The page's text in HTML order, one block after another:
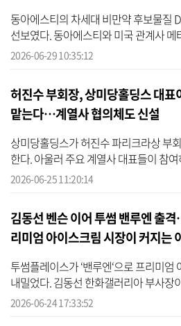
동아에스티의 차세대 비만약 후보물질
선보였다. 동아에스티와 미국 관계사
스에 열린 미국당뇨병학회(American
2026-06-29 10:35:12
허진수 부회장, 상미당홀딩스 대표
맡는다…계열사 협의체도 신설
상미당홀딩스가 허진수 파리크라상 부
한다. 아울러 주요 계열사 대표들이 참
의체’를 오는 7월 1일 출범한다. 상미당
2026-06-25 11:20:14
김동선 벤슨 이어 투썸 밴루엔 출
리미엄 아이스크림 시장이 커지는
투썸플레이스가 ‘밴루엔‘으로 프리미
내밀었다. 김동선 한화갤러리아 부사장
매장 확장에 나서고 있는 가운데 투썸플
2026-06-24 17:33:52